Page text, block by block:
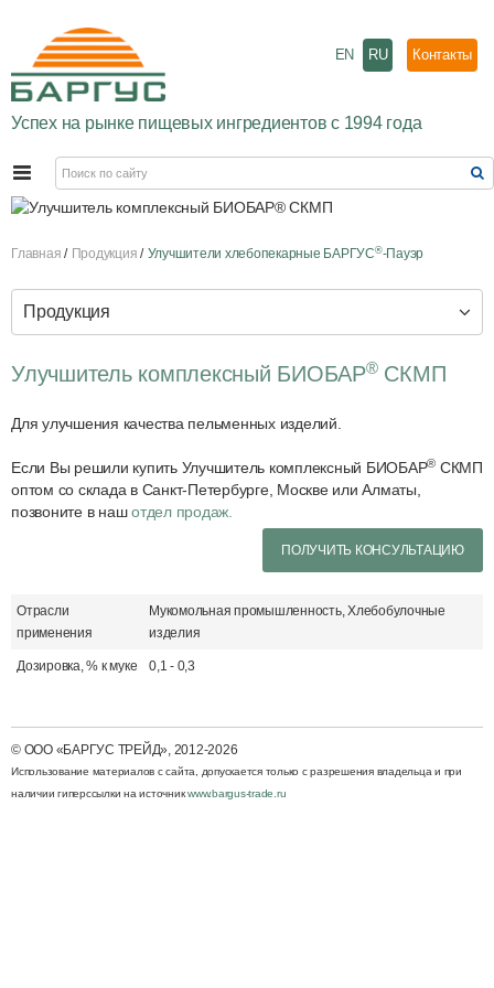
Успех на рынке пищевых ингредиентов с 1994 года
EN RU Контакты
Главная Продукция Улучшители хлебопекарные БАРГУС®-Пауэр
Продукция
Улучшитель комплексный БИОБАР®СКМП
Для улучшения качества пельменных изделий.
Если Вы решили купить Улучшитель комплексный БИОБАР® СКМП
оптом со склада в Санкт-Петербурге, Москве или Алматы,
позвоните в нашотдел продаж.
ПОЛУЧИТЬ КОНСУЛЬТАЦИЮ
Отрасли
применения
Мукомольная промышленность, Хлебобулочные
изделия
Дозировка, % к муке 0,1 - 0,3
© ООО «БАРГУС ТРЕЙД», 2012-2026
Использование материалов с cайта, допускается только с разрешения владельца и при
наличии гиперссылки на источникwww.bargus-trade.ru